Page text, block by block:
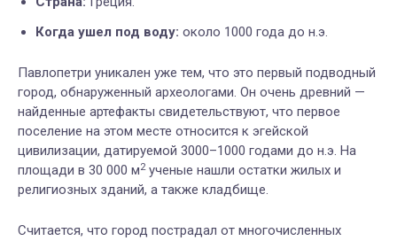
Когда ушел под воду: около 1000 года до н.э.
Павлопетри уникален уже тем, что это первый подводный
город, обнаруженный археологами. Он очень древний —
найденные артефакты свидетельствуют, что первое
поселение на этом месте относится к эгейской
цивилизации, датируемой 3000–1000 годами до н.э. На
площади в 30 000 м2ученые нашли остатки жилых и
религиозных зданий, а также кладбище.
Считается, что город пострадал от многочисленных